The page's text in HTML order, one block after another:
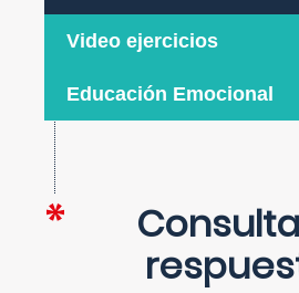
Video ejercicios
Educación Emocional